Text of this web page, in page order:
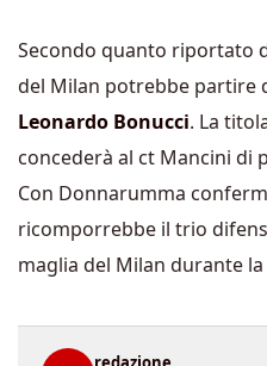
Secondo quanto riportato
del Milan potrebbe partire
Leonardo Bonucci. La
concederà al ct Mancini di
Con Donnarumma
ricomporrebbe il trio
maglia del Milan durante